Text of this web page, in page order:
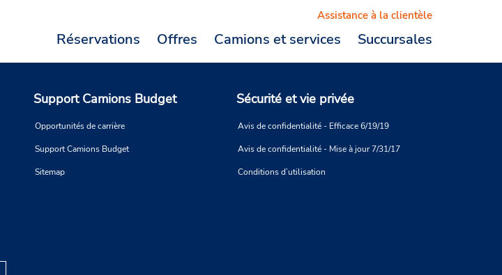
Réservations Offres Camions et services Succursales
Assistance à la clientèle
Support Camions Budget
Opportunités de carrière
Support Camions Budget
Sitemap
Sécurité et vie privée
Avis de confidentialité - Efficace 6/19/19
Avis de confidentialité - Mise à jour 7/31/17
Conditions d’utilisation